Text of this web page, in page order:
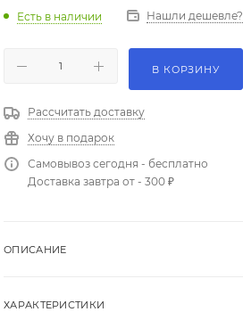
Есть в наличии Нашли дешевле?
В КОРЗИНУ
Рассчитать доставку
Хочу в подарок
Самовывоз сегодня - бесплатно
Доставка завтра от - 300 ₽
ОПИСАНИЕ
ХАРАКТЕРИСТИКИ